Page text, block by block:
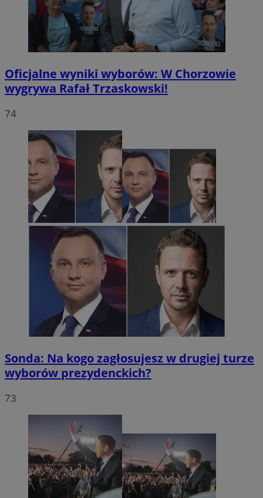
Oficjalne wyniki wyborów: W Chorzowie
wygrywa Rafał Trzaskowski!
74
Sonda: Na kogo zagłosujesz w drugiej turze
wyborów prezydenckich?
73